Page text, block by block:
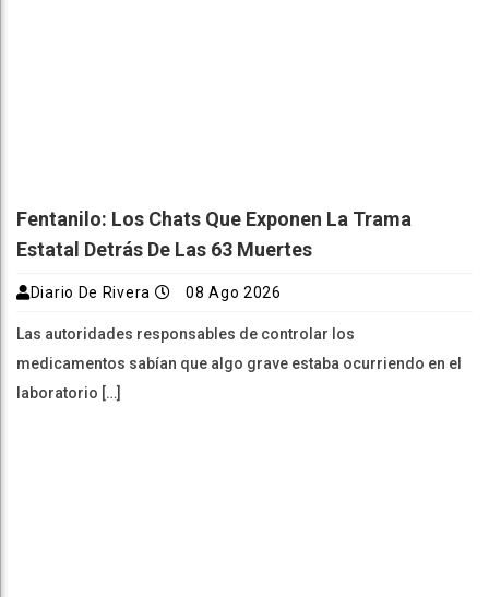
Fentanilo: Los Chats Que Exponen La Trama
Estatal Detrás De Las 63 Muertes
Diario De Rivera 08 Ago 2026
Las autoridades responsables de controlar los
medicamentos sabían que algo grave estaba ocurriendo en el
laboratorio […]